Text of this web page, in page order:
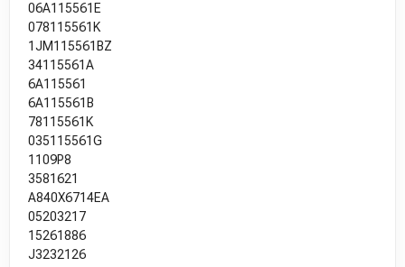
06A115561E
078115561K
1JM115561BZ
34115561A
6A115561
6A115561B
78115561K
035115561G
1109P8
3581621
A840X6714EA
05203217
15261886
J3232126